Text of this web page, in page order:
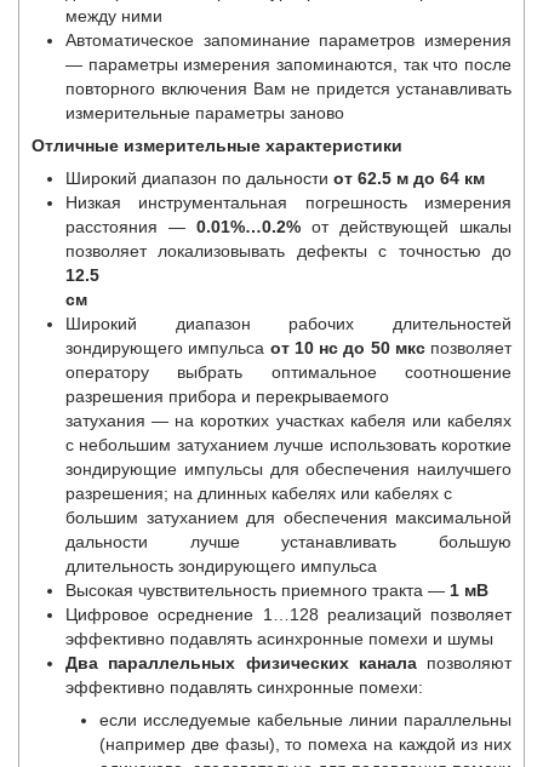
между ними
Автоматическое запоминание параметров измерения
— параметры измерения запоминаются, так что после
повторного включения Вам не придется устанавливать
измерительные параметры заново
Отличные измерительные характеристики
Широкий диапазон по дальности от 62.5 м до 64 км
Низкая инструментальная погрешность измерения
расстояния — 0.01%…0.2% от действующей шкалы
позволяет локализовывать дефекты с точностью до
12.5
см
Широкий диапазон рабочих длительностей
зондирующего импульса от 10 нс до 50 мкспозволяет
оператору выбрать оптимальное соотношение
разрешения прибора и перекрываемого
затухания — на коротких участках кабеля или кабелях
с небольшим затуханием лучше использовать короткие
зондирующие импульсы для обеспечения наилучшего
разрешения; на длинных кабелях или кабелях с
большим затуханием для обеспечения максимальной
дальности лучше устанавливать большую
длительность зондирующего импульса
Высокая чувствительность приемного тракта — 1 мВ
Цифровое осреднение 1…128 реализаций позволяет
эффективно подавлять асинхронные помехи и шумы
Два параллельных физических каналапозволяют
эффективно подавлять синхронные помехи:
если исследуемые кабельные линии параллельны
(например две фазы), то помеха на каждой из них